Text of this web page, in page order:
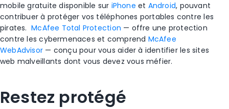
mobile gratuite disponible sur iPhone et Android, pouvant
contribuer à protéger vos téléphones portables contre les
pirates. McAfee Total Protection — offre une protection
contre les cybermenaces et comprend McAfee
WebAdvisor — conçu pour vous aider à identifier les sites
web malveillants dont vous devez vous méfier.
Restez protégé